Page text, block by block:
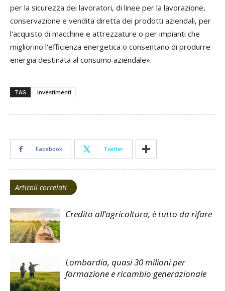
per la sicurezza dei lavoratori, di linee per la lavorazione,
conservazione e vendita diretta dei prodotti aziendali, per
l'acquisto di macchine e attrezzature o per impianti che
migliorino l'efficienza energetica o consentano di produrre
energia destinata al consumo aziendale».
TAG investimenti
Facebook Twitter
Articoli correlati
Credito all’agricoltura, è tutto da rifare
Lombardia, quasi 30 milioni per
formazione e ricambio generazionale